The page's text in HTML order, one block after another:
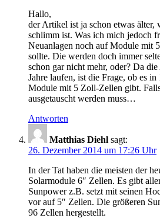
Hallo,
der Artikel ist ja schon etwas älter,
schlimm ist. Was ich mich jedoch
Neuanlagen noch auf Module mit
sollte. Die werden doch immer
schon gar nicht mehr, oder? Da
Jahre laufen, ist die Frage, ob es
Module mit 5 Zoll-Zellen gibt.
ausgetauscht werden muss…
Antworten
Matthias Diehl sagt:
26. Dezember 2014 um 17:26 Uhr
In der Tat haben die meisten der
Solarmodule 6″ Zellen. Es gibt
Sunpower z.B. setzt mit seinen
vor auf 5″ Zellen. Die größeren
96 Zellen hergestellt.